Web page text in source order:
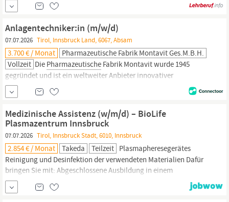
besonderer Einsatz wird bei uns belohnt: Mit Prämien für
Spitzenleistungen! Nicht zu vergessen das kostenlose
Lehrlingsticket, mit dem manTirol...
Anlagentechniker:in (m/w/d)
07.07.2026 Tirol, Innsbruck Land, 6067, Absam
3.700 € / Monat
Pharmazeutische Fabrik Montavit Ges.m.b.H.
Vollzeit Die Pharmazeutische Fabrik Montavit wurde 1945
gegründet und ist ein weltweiter Anbieter innovativer
medizinischer Produkte. Montavit entwickelt rezeptpflichtige und
-freie Arzneimittel und Medizinprodukte, stellt diese am Standort
Absam her und vertreibt diese in über 65 Ländern weltweit. Durch
Forschung, Entwicklung und ein gesichertes
Medizinische Assistenz (w/m/d) – BioLife
Plasmazentrum Innsbruck
07.07.2026 Tirol, Innsbruck Stadt, 6010, Innsbruck
2.854 € / Monat Takeda Teilzeit Plasmapheresegerätes
Reinigung und Desinfektion der verwendeten Materialien Dafür
bringen Sie mit: Abgeschlossene Ausbildung in einem
medizinischen Assistenzberuf (z.B. Ordinationsassistenz,
Pflegehelfer:in, (Zahn)Arztassistenz, Laborgehilf:in,